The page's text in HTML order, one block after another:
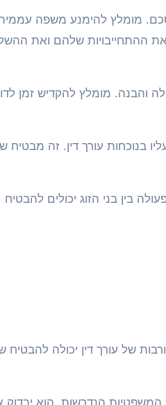
מומלץ להימנע משפה
את ההתחייבויות שלהם ואת
והבנה. מומלץ להקדיש זמן
בנוכחות עורך דין. זה
בין בני הזוג יכולים להבטיח
של עורך דין יכולה